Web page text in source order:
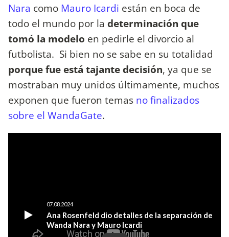
Nara como Mauro Icardi están en boca de
todo el mundo por la determinación que
tomó la modelo en pedirle el divorcio al
futbolista. Si bien no se sabe en su totalidad
porque fue está tajante decisión, ya que se
mostraban muy unidos últimamente, muchos
exponen que fueron temas no finalizados
sobre el WandaGate.